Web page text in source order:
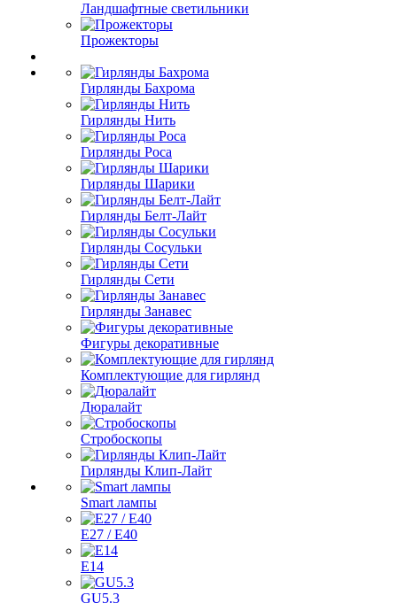
Ландшафтные светильники
Прожекторы
Гирлянды Бахрома
Гирлянды Нить
Гирлянды Роса
Гирлянды Шарики
Гирлянды Белт-Лайт
Гирлянды Сосульки
Гирлянды Сети
Гирлянды Занавес
Фигуры декоративные
Комплектующие для гирлянд
Дюралайт
Стробоскопы
Гирлянды Клип-Лайт
Smart лампы
E27 / E40
E14
GU5.3